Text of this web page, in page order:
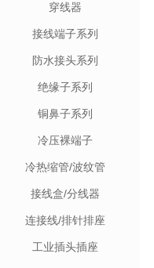
穿线器
接线端子系列
防水接头系列
绝缘子系列
铜鼻子系列
冷压裸端子
冷热缩管/波纹管
接线盒/分线器
连接线/排针排座
工业插头插座